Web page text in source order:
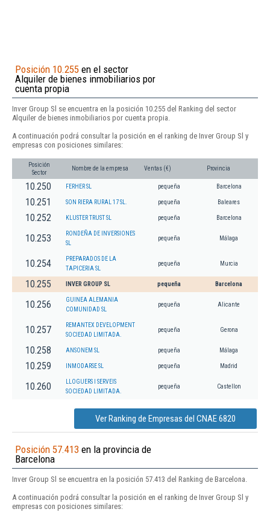
Posición 10.255 en el sector
Alquiler de bienes inmobiliarios por
cuenta propia
Inver Group Sl se encuentra en la posición 10.255 del Ranking del sector
Alquiler de bienes inmobiliarios por cuenta propia.
A continuación podrá consultar la posición en el ranking de Inver Group Sl y
empresas con posiciones similares:
Posición
Sector
Nombre de la empresa Ventas (€) Provincia
10.250 FERHER SL pequeña Barcelona
10.251 SON RIERA RURAL 17 SL. pequeña Baleares
10.252 KLUSTER TRUST SL pequeña Barcelona
10.253
RONDEÑA DE INVERSIONES
SL
pequeña Málaga
10.254
PREPARADOS DE LA
TAPICERIA SL
pequeña Murcia
10.255 INVER GROUP SL pequeña Barcelona
10.256
GUINEA ALEMANIA
COMUNIDAD SL
pequeña Alicante
10.257
REMANTEX DEVELOPMENT
SOCIEDAD LIMITADA.
pequeña Gerona
10.258 ANSONEM SL pequeña Málaga
10.259 INMODARSE SL pequeña Madrid
10.260
LLOGUERS I SERVEIS
SOCIEDAD LIMITADA.
pequeña Castellon
Ver Ranking de Empresas del CNAE 6820
Posición 57.413 en la provincia de
Barcelona
Inver Group Sl se encuentra en la posición 57.413 del Ranking de Barcelona.
A continuación podrá consultar la posición en el ranking de Inver Group Sl y
empresas con posiciones similares: